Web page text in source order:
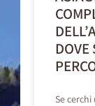
DOVE
Se